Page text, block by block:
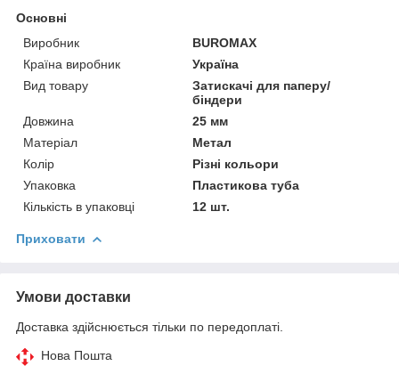
Основні
Виробник
BUROMAX
Країна виробник
Україна
Вид товару
Затискачі для паперу/
біндери
Довжина
25 мм
Матеріал
Метал
Колір
Різні кольори
Упаковка
Пластикова туба
Кількість в упаковці
12 шт.
Приховати
Умови доставки
Доставка здійснюється тільки по передоплаті.
Нова Пошта